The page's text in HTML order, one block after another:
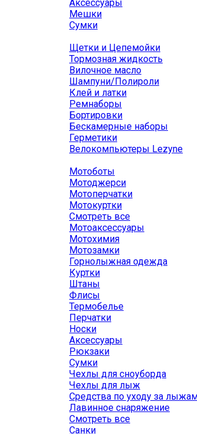
Аксессуары
Мешки
Сумки
Щетки и Цепемойки
Тормозная жидкость
Вилочное масло
Шампуни/Полироли
Клей и латки
Ремнаборы
Бортировки
Бескамерные наборы
Герметики
Велокомпьютеры Lezyne
Мотоботы
Мотоджерси
Мотоперчатки
Мотокуртки
Смотреть все
Мотоаксессуары
Мотохимия
Мотозамки
Горнолыжная одежда
Куртки
Штаны
Флисы
Термобелье
Перчатки
Носки
Аксессуары
Рюкзаки
Сумки
Чехлы для сноуборда
Чехлы для лыж
Средства по уходу за
Лавинное снаряжение
Смотреть все
Санки